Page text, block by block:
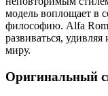
модель воплощает в
философию. Alfa
развиваться,
миру.
Оригинальный